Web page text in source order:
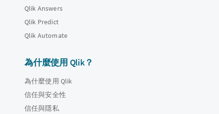
Qlik Answers
Qlik Predict
Qlik Automate
為什麼使用 Qlik？
為什麼使用 Qlik
信任與安全性
信任與隱私